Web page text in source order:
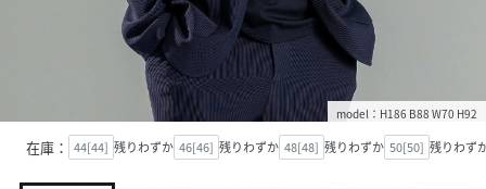
model：H186 B88 W70 H92
在庫： 44[44] 残りわずか 46[46] 残りわずか 48[48] 残りわずか 50[50] 残りわず